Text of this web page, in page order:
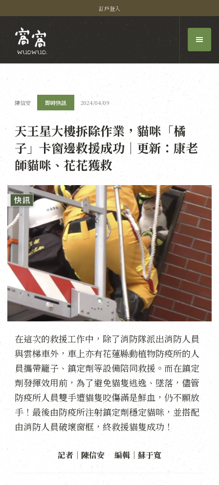
訂戶登入
陳信安 即時快訊 2024/04/09
天王星大樓拆除作業，貓咪「橘
子」卡窗邊救援成功｜更新：康老
師貓咪、花花獲救
在這次的救援工作中，除了消防隊派出消防人員
與雲梯車外，車上亦有花蓮縣動植物防疫所的人
員攜帶籠子、鎮定劑等設備陪同救援。而在鎮定
劑發揮效用前，為了避免貓隻逃逸、墜落，儘管
防疫所人員雙手遭貓隻咬傷滿是鮮血，仍不願放
手！最後由防疫所注射鎮定劑穩定貓咪，並搭配
由消防人員破壞窗框，終救援貓隻成功！
記者｜陳信安 編輯｜蘇于寬